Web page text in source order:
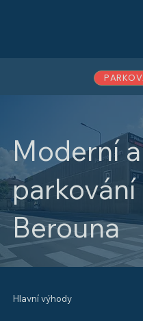
Moderní
Berouna
Hlavní výhody